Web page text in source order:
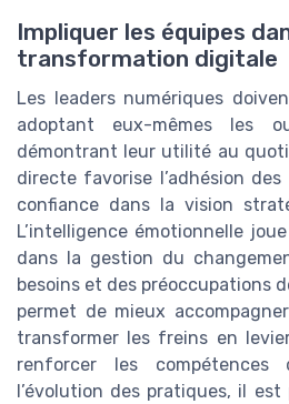
Impliquer les équipes
transformation digitale
Les leaders numériques
adoptant eux-mêmes les
démontrant leur utilité au
directe favorise l’adhésion
confiance dans la vision
L’intelligence émotionnelle
dans la gestion du
besoins et des préoccupations
permet de mieux
transformer les freins en
renforcer les
l’évolution des pratiques, il